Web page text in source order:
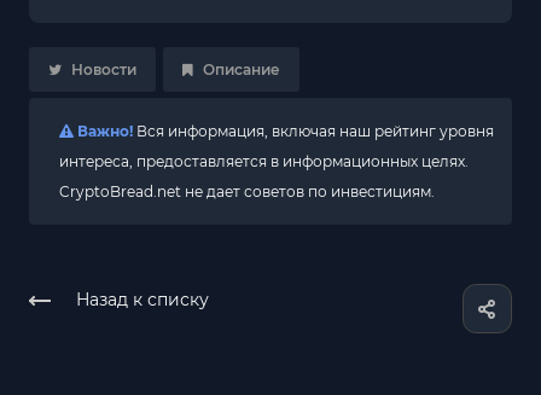
Новости Описание
Важно! Вся информация, включая наш рейтинг уровня
интереса, предоставляется в информационных целях.
CryptoBread.net не дает советов по инвестициям.
Назад к списку